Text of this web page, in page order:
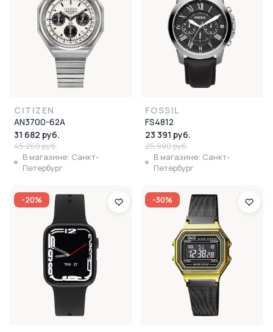
CITIZEN
AN3700-62A
31 682 руб.
45 260 руб.
В магазине: Санкт-
Петербург
FOSSIL
FS4812
23 391 руб.
25 990 руб.
В магазине: Санкт-
Петербург
-20% -30%